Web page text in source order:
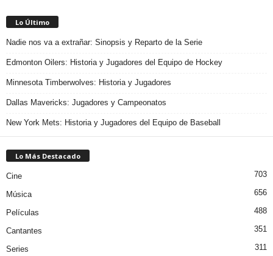
Lo Último
Nadie nos va a extrañar: Sinopsis y Reparto de la Serie
Edmonton Oilers: Historia y Jugadores del Equipo de Hockey
Minnesota Timberwolves: Historia y Jugadores
Dallas Mavericks: Jugadores y Campeonatos
New York Mets: Historia y Jugadores del Equipo de Baseball
Lo Más Destacado
Cine 703
Música 656
Películas 488
Cantantes 351
Series 311